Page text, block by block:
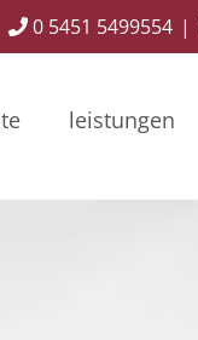
0 5451 5499554 |
leistungen